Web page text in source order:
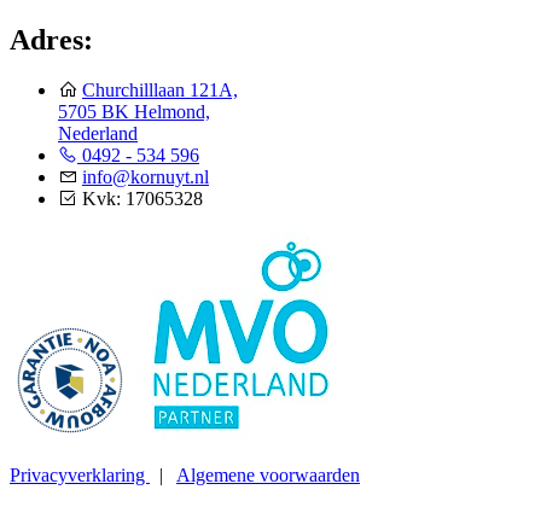
Adres:
Churchilllaan 121A,
5705 BK Helmond,
Nederland
0492 - 534 596
info@kornuyt.nl
Kvk: 17065328
Privacyverklaring
Algemene voorwaarden